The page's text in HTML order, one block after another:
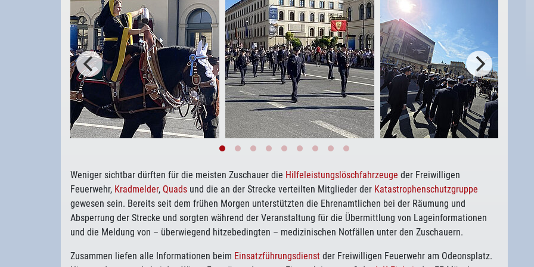
Weniger sichtbar dürften für die meisten Zuschauer die Hilfeleistungslöschfahrzeuge der Freiwilligen
Feuerwehr, Kradmelder, Quads und die an der Strecke verteilten Mitglieder der Katastrophenschutzgruppe
gewesen sein. Bereits seit dem frühen Morgen unterstützten die Ehrenamtlichen bei der Räumung und
Absperrung der Strecke und sorgten während der Veranstaltung für die Übermittlung von Lageinformationen
und die Meldung von – überwiegend hitzebedingten – medizinischen Notfällen unter den Zuschauern.
Zusammen liefen alle Informationen beim Einsatzführungsdienst der Freiwilligen Feuerwehr am Odeonsplatz.